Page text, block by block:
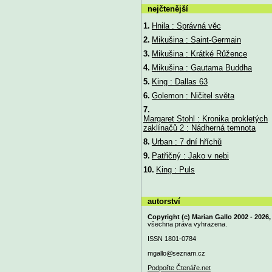
nejčtenější
1. Hnila : Správná věc
2. Mikušina : Saint-Germain
3. Mikušina : Krátké Růžence
4. Mikušina : Gautama Buddha
5. King : Dallas 63
6. Golemon : Ničitel světa
7.
Margaret Stohl : Kronika prokletých
zaklínačů 2 : Nádherná temnota
8. Urban : 7 dní hříchů
9. Patřičný : Jako v nebi
10. King : Puls
autorství
Copyright (c) Marian Gallo 2002 - 2026,
všechna práva vyhrazena.
ISSN 1801-0784
mgallo@seznam.cz
Podpořte Čtenáře.net